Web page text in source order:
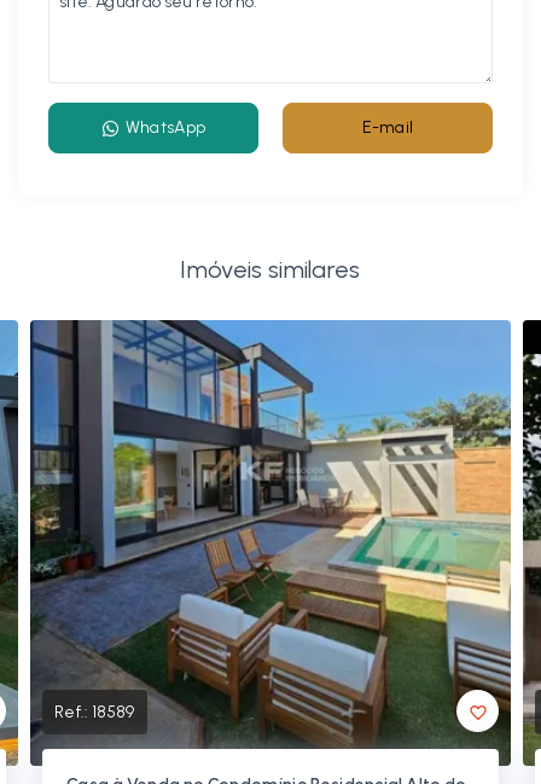
WhatsApp E-mail
Imóveis similares
Ref.: 18589